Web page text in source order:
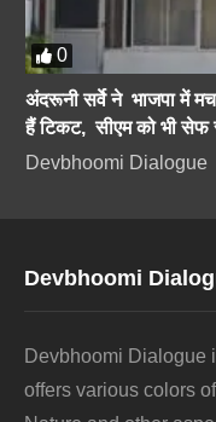
0
अंदरूनी सर्वे ने भाजपा में
हैं टिकट, सीएम को भी सेफ
Devbhoomi Dialogue
Devbhoomi
Devbhoomi Dialogue
offers various colors